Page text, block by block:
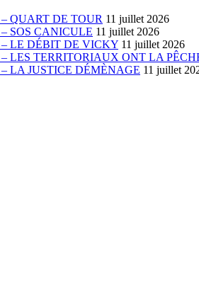
– QUART DE TOUR 11 juillet 2026
– SOS CANICULE 11 juillet 2026
– LE DÉBIT DE VICKY 11 juillet 2026
– LES TERRITORIAUX ONT LA
– LA JUSTICE DÉMÈNAGE 11 juillet